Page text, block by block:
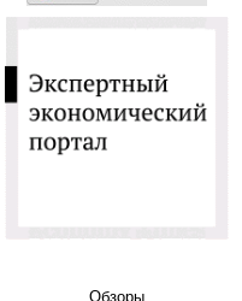
Обзоры